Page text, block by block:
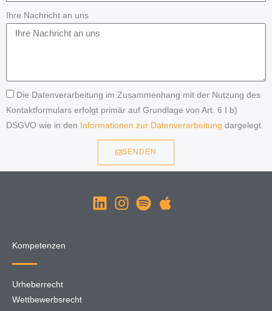
Ihre Nachricht an uns
Die Datenverarbeitung im Zusammenhang mit der Nutzung des
Kontaktformulars erfolgt primär auf Grundlage von Art. 6 I b)
DSGVO wie in den
Informationen zur Datenverarbeitung dargelegt.
SENDEN
Kompetenzen
Urheberrecht
Wettbewerbsrecht